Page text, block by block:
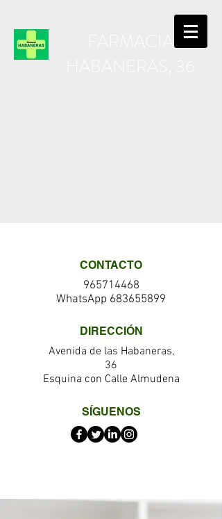
CONTACTO
965714468
WhatsApp 683655899
DIRECCIÓN
Avenida de las Habaneras,
36
Esquina con Calle Almudena
SÍGUENOS